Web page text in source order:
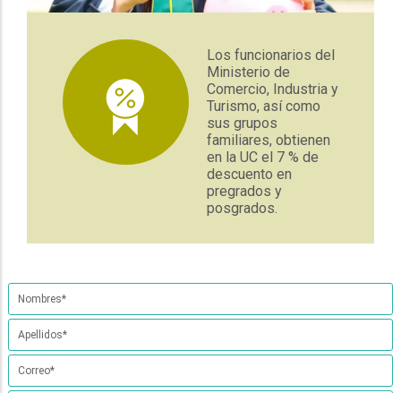
Los funcionarios del
Ministerio de
Comercio, Industria y
Turismo, así como
sus grupos
familiares, obtienen
en la UC el 7 % de
descuento en
pregrados y
posgrados.